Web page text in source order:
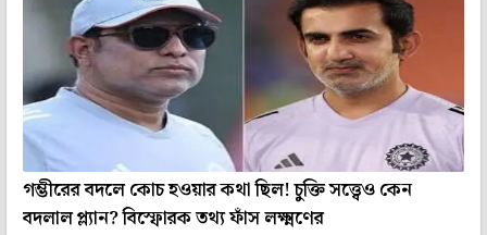
গম্ভীরের বদলে কোচ হওয়ার কথা ছিল! চুক্তি সত্ত্বেও কেন
বদলাল প্ল্যান? বিস্ফোরক তথ্য ফাঁস লক্ষ্মণের